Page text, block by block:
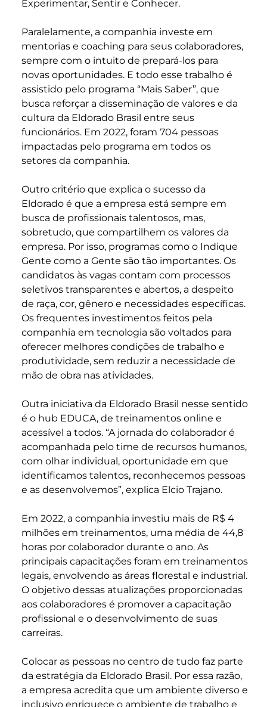
Experimentar, Sentir e Conhecer.
Paralelamente, a companhia investe em
mentorias e coaching para seus colaboradores,
sempre com o intuito de prepará-los para
novas oportunidades. E todo esse trabalho é
assistido pelo programa “Mais Saber”, que
busca reforçar a disseminação de valores e da
cultura da Eldorado Brasil entre seus
funcionários. Em 2022, foram 704 pessoas
impactadas pelo programa em todos os
setores da companhia.
Outro critério que explica o sucesso da
Eldorado é que a empresa está sempre em
busca de profissionais talentosos, mas,
sobretudo, que compartilhem os valores da
empresa. Por isso, programas como o Indique
Gente como a Gente são tão importantes. Os
candidatos às vagas contam com processos
seletivos transparentes e abertos, a despeito
de raça, cor, gênero e necessidades específicas.
Os frequentes investimentos feitos pela
companhia em tecnologia são voltados para
oferecer melhores condições de trabalho e
produtividade, sem reduzir a necessidade de
mão de obra nas atividades.
Outra iniciativa da Eldorado Brasil nesse sentido
é o hub EDUCA, de treinamentos online e
acessível a todos. “A jornada do colaborador é
acompanhada pelo time de recursos humanos,
com olhar individual, oportunidade em que
identificamos talentos, reconhecemos pessoas
e as desenvolvemos”, explica Elcio Trajano.
Em 2022, a companhia investiu mais de R$ 4
milhões em treinamentos, uma média de 44,8
horas por colaborador durante o ano. As
principais capacitações foram em treinamentos
legais, envolvendo as áreas florestal e industrial.
O objetivo dessas atualizações proporcionadas
aos colaboradores é promover a capacitação
profissional e o desenvolvimento de suas
carreiras.
Colocar as pessoas no centro de tudo faz parte
da estratégia da Eldorado Brasil. Por essa razão,
a empresa acredita que um ambiente diverso e
inclusivo enriquece o ambiente de trabalho e